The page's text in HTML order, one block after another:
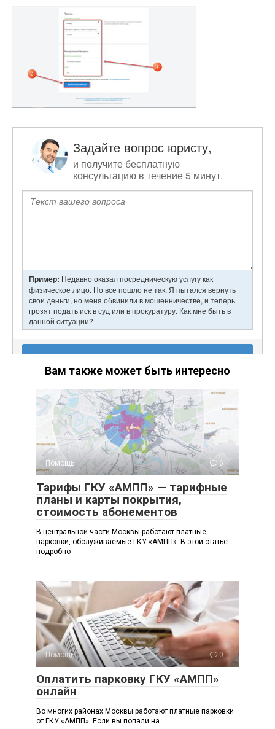
Вам также может быть интересно
Помощь 6
Тарифы ГКУ «АМПП» — тарифные
планы и карты покрытия,
стоимость абонементов
В центральной части Москвы работают платные
парковки, обслуживаемые ГКУ «АМПП». В этой статье
подробно
Помощь 0
Оплатить парковку ГКУ «АМПП»
онлайн
Во многих районах Москвы работают платные парковки
от ГКУ «АМПП». Если вы попали на